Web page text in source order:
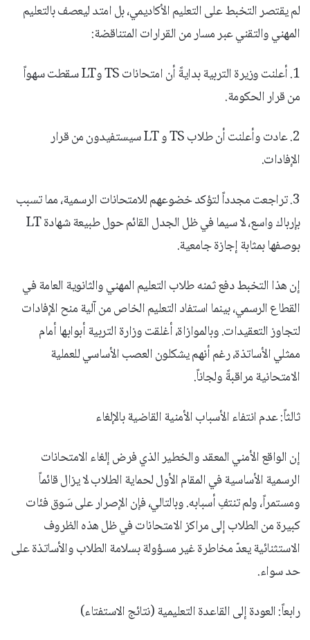
لم يقتصر التخبط على التعليم الأكاديمي، بل امتد ليعصف بالتعليم
المهني والتقني عبر مسار من القرارات المتناقضة:
1. أعلنت وزيرة التربية بدايةً أن امتحانات TS وLT سقطت سهواً
من قرار الحكومة.
2. عادت وأعلنت أن طلاب TS و LT سيستفيدون من قرار
الإفادات.
3. تراجعت مجدداً لتؤكد خضوعهم للامتحانات الرسمية، مما تسبب
بإرباك واسع، لا سيما في ظل الجدل القائم حول طبيعة شهادة LT
بوصفها بمثابة إجازة جامعية.
إن هذا التخبط دفع ثمنه طلاب التعليم المهني والثانوية العامة في
القطاع الرسمي، بينما استفاد التعليم الخاص من آلية منح الإفادات
لتجاوز التعقيدات. وبالموازاة، أغلقت وزارة التربية أبوابها أمام
ممثلي الأساتذة، رغم أنهم يشكلون العصب الأساسي للعملية
الامتحانية مراقبةً ولجاناً.
ثالثاً: عدم انتفاء الأسباب الأمنية القاضية بالإلغاء
إن الواقع الأمني المعقد والخطير الذي فرض إلغاء الامتحانات
الرسمية الأساسية في المقام الأول لحماية الطلاب لا يزال قائماً
ومستمراً، ولم تنتفِ أسبابه. وبالتالي، فإن الإصرار على سَوق فئات
كبيرة من الطلاب إلى مراكز الامتحانات في ظل هذه الظروف
الاستثنائية يعدّ مخاطرة غير مسؤولة بسلامة الطلاب والأساتذة على
حد سواء.
رابعاً: العودة إلى القاعدة التعليمية (نتائج الاستفتاء)